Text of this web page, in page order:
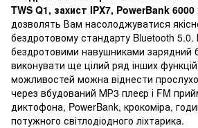
TWS Q1, захист IPX7, PowerBank
дозволять Вам насолоджуватися
бездротовому стандарту Bluetooth 5.0.
бездротовими навушниками зарядний
виконувати ще цілий ряд інших
можливостей можна віднести
через вбудований МР3 плеєр і FM
диктофона, PowerBank, крокоміра,
потужного світлодіодного ліхтарика.